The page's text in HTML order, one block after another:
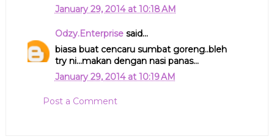
January 29, 2014 at 10:18 AM
Odzy.Enterprisesaid...
biasa buat cencaru sumbat goreng..bleh
try ni...makan dengan nasi panas...
January 29, 2014 at 10:19 AM
Post a Comment